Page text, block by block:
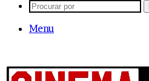
Menu